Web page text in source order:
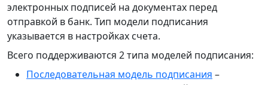
электронных подписей на документах перед
отправкой в банк. Тип модели подписания
указывается в настройках счета.
Всего поддерживаются 2 типа моделей подписания:
Последовательная модель подписания –